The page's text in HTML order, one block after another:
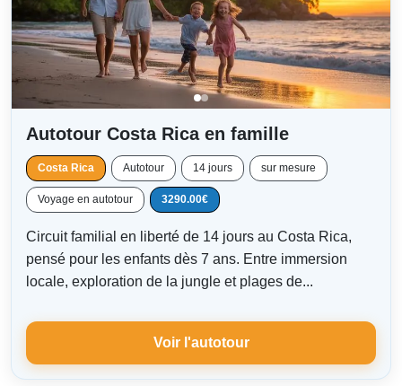
Autotour Costa Rica en famille
Costa Rica Autotour 14 jours sur mesure
Voyage en autotour 3290.00€
Circuit familial en liberté de 14 jours au Costa Rica,
pensé pour les enfants dès 7 ans. Entre immersion
locale, exploration de la jungle et plages de...
Voir l'autotour